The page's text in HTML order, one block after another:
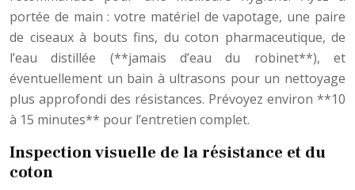
portée de main : votre matériel de vapotage, une paire
de ciseaux à bouts fins, du coton pharmaceutique, de
l’eau distillée (**jamais d’eau du robinet**), et
éventuellement un bain à ultrasons pour un nettoyage
plus approfondi des résistances. Prévoyez environ **10
à 15 minutes** pour l’entretien complet.
Inspection visuelle de la résistance et du
coton